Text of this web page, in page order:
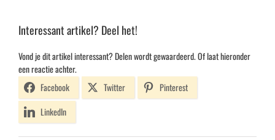
Interessant artikel? Deel het!
Vond je dit artikel interessant? Delen wordt gewaardeerd. Of laat hieronder
een reactie achter.
Facebook
Twitter
Pinterest
LinkedIn